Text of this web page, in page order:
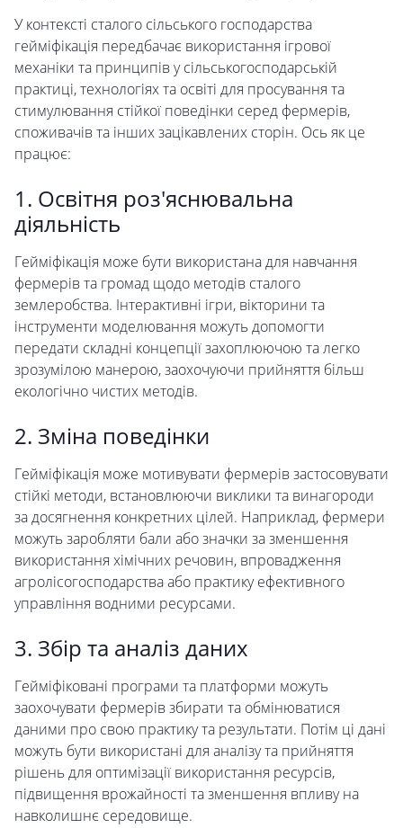
У контексті сталого сільського господарства
гейміфікація передбачає використання ігрової
механіки та принципів у сільськогосподарській
практиці, технологіях та освіті для просування та
стимулювання стійкої поведінки серед фермерів,
споживачів та інших зацікавлених сторін. Ось як це
працює:
1. Освітня роз'яснювальна
діяльність
Гейміфікація може бути використана для навчання
фермерів та громад щодо методів сталого
землеробства. Інтерактивні ігри, вікторини та
інструменти моделювання можуть допомогти
передати складні концепції захоплюючою та легко
зрозумілою манерою, заохочуючи прийняття більш
екологічно чистих методів.
2. Зміна поведінки
Гейміфікація може мотивувати фермерів застосовувати
стійкі методи, встановлюючи виклики та винагороди
за досягнення конкретних цілей. Наприклад, фермери
можуть заробляти бали або значки за зменшення
використання хімічних речовин, впровадження
агролісогосподарства або практику ефективного
управління водними ресурсами.
3. Збір та аналіз даних
Гейміфіковані програми та платформи можуть
заохочувати фермерів збирати та обмінюватися
даними про свою практику та результати. Потім ці дані
можуть бути використані для аналізу та прийняття
рішень для оптимізації використання ресурсів,
підвищення врожайності та зменшення впливу на
навколишнє середовище.